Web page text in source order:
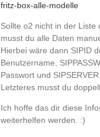
fritz-box-alle-modelle
Sollte o2 nicht in der Liste
musst du alle Daten
Hierbei wäre dann SIPID
Benutzername,
Passwort und
Letzteres musst du
Ich hoffe das dir diese
weiterhelfen werden. :)